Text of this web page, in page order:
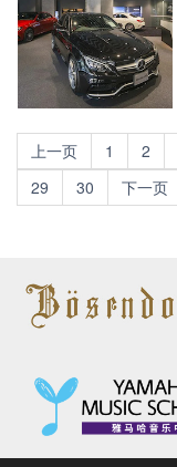
上一页
1 2
29
30 下一页